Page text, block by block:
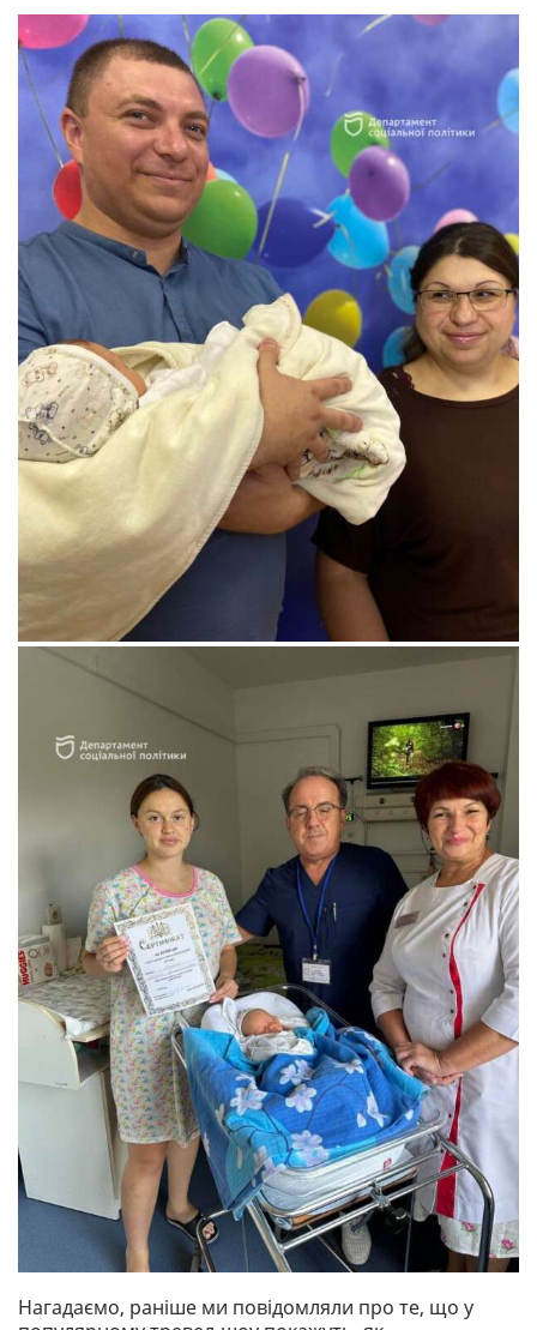
Нагадаємо, раніше ми повідомляли про те, що у